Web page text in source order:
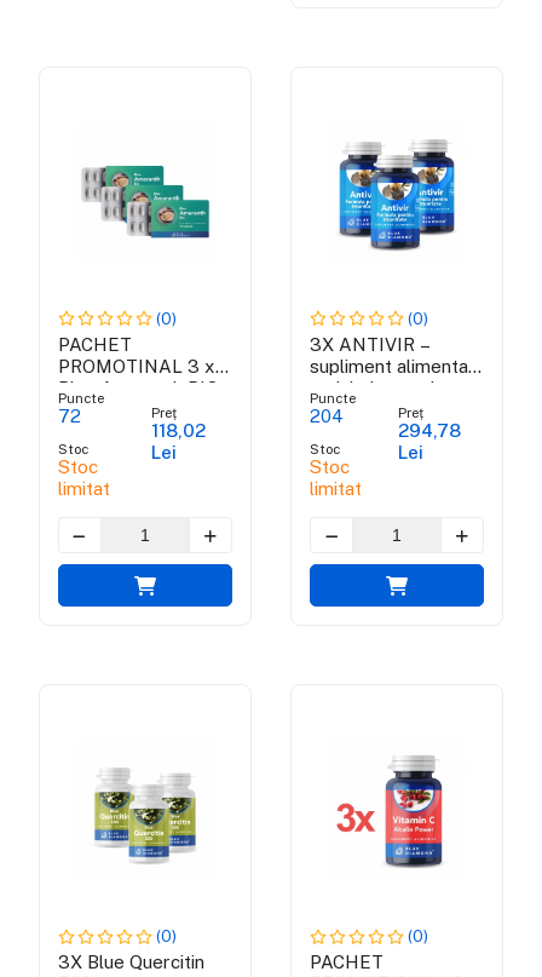
(0)
PACHET
PROMOTINAL 3 x
Blue Amaranth BIO
Puncte
72
Stoc
Stoc
limitat
Preț
118,02
Lei
(0)
3X ANTIVIR –
supliment alimentar
antiviral cu actiune
rapida
Puncte
204
Stoc
Stoc
limitat
Preț
294,78
Lei
(0)
3X Blue Quercitin
(0)
PACHET